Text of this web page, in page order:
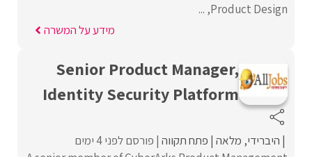
Product Design, ...
מידע על המשרה
Senior Product Manager,
Identity Security Platform
היברידי מלאה פתח תקווה פורסם לפני 4 ימים